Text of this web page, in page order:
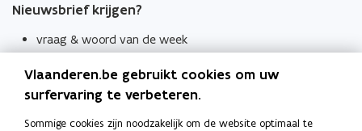
Nieuwsbrief krijgen?
vraag & woord van de week
Schrijf je in
Thema's
Vlaanderen.be gebruikt cookies om uw
surfervaring te verbeteren.
Sommige cookies zijn noodzakelijk om de website optimaal te